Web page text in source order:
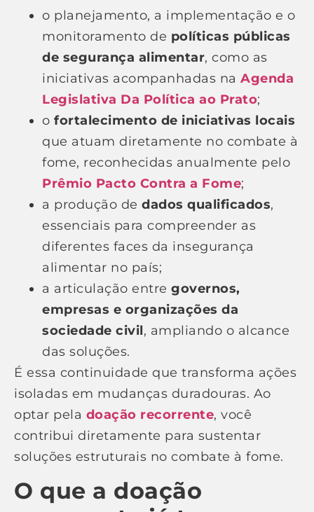
o planejamento, a implementação e o
monitoramento de políticas públicas
de segurança alimentar, como as
iniciativas acompanhadas na Agenda
Legislativa Da Política ao Prato;
o fortalecimento de iniciativas locais
que atuam diretamente no combate à
fome, reconhecidas anualmente pelo
Prêmio Pacto Contra a Fome;
a produção de dados qualificados,
essenciais para compreender as
diferentes faces da insegurança
alimentar no país;
a articulação entre governos,
empresas e organizações da
sociedade civil, ampliando o alcance
das soluções.
É essa continuidade que transforma ações
isoladas em mudanças duradouras. Ao
optar pela doação recorrente, você
contribui diretamente para sustentar
soluções estruturais no combate à fome.
O que a doação